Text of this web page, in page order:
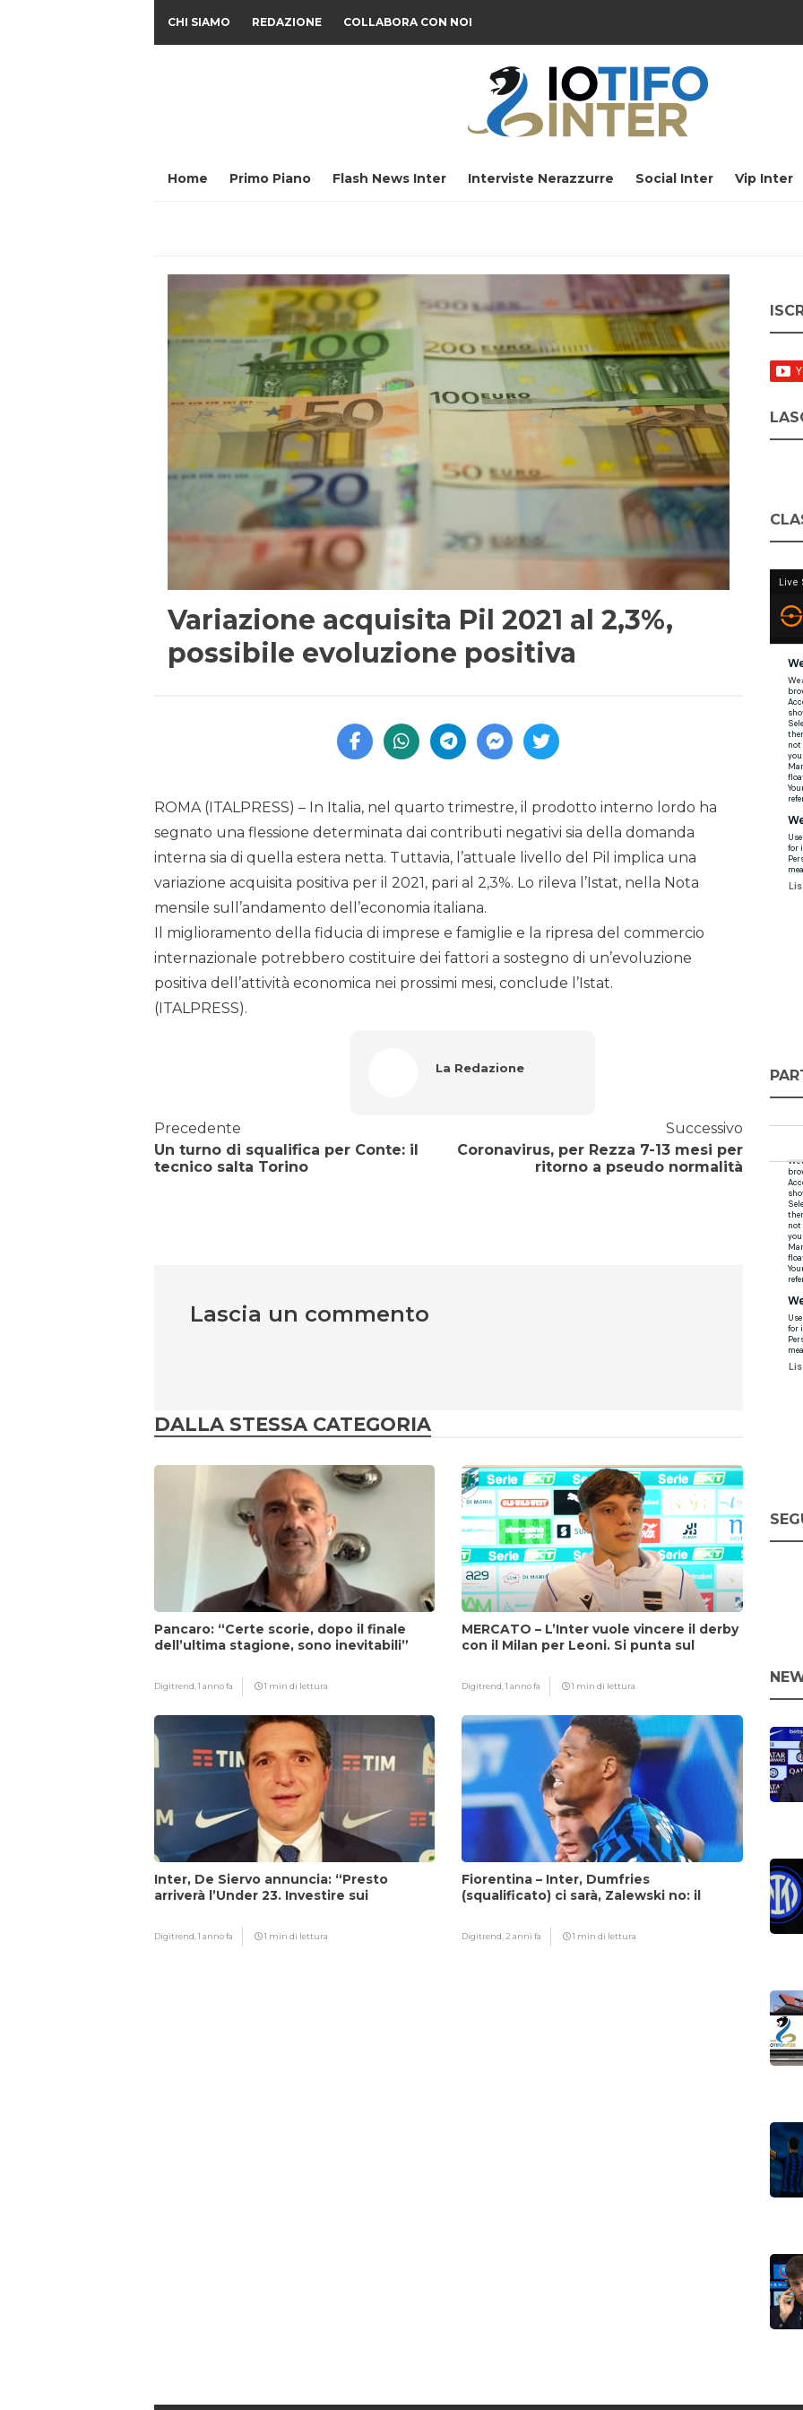
CHI SIAMO REDAZIONE COLLABORA CON NOI
Home Primo Piano Flash News Inter Interviste Nerazzurre Social Inter Vip Inter
Variazione acquisita Pil 2021 al 2,3%,
possibile evoluzione positiva
ROMA (ITALPRESS) – In Italia, nel quarto trimestre, il prodotto interno lordo ha
segnato una flessione determinata dai contributi negativi sia della domanda
interna sia di quella estera netta. Tuttavia, l’attuale livello del Pil implica una
variazione acquisita positiva per il 2021, pari al 2,3%. Lo rileva l’Istat, nella Nota
mensile sull’andamento dell’economia italiana.
Il miglioramento della fiducia di imprese e famiglie e la ripresa del commercio
internazionale potrebbero costituire dei fattori a sostegno di un’evoluzione
positiva dell’attività economica nei prossimi mesi, conclude l’Istat.
(ITALPRESS).
La Redazione
Precedente
Un turno di squalifica per Conte: il
tecnico salta Torino
Successivo
Coronavirus, per Rezza 7-13 mesi per
ritorno a pseudo normalità
Lascia un commento
DALLA STESSA CATEGORIA
Pancaro: “Certe scorie, dopo il finale
dell’ultima stagione, sono inevitabili”
Digitrend,1 anno fa 1 min di lettura
MERCATO – L’Inter vuole vincere il derby
con il Milan per Leoni. Si punta sul
Digitrend,1 anno fa 1 min di lettura
Inter, De Siervo annuncia: “Presto
arriverà l’Under 23. Investire sui
Digitrend,1 anno fa 1 min di lettura
Fiorentina – Inter, Dumfries
(squalificato) ci sarà, Zalewski no: il
Digitrend,2 anni fa 1 min di lettura